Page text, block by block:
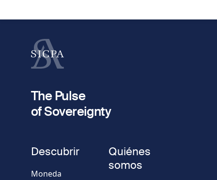
Apellido
fieldset
teléfono
The Pulse
of Sovereignty
Descubrir
Moneda
Quiénes
somos